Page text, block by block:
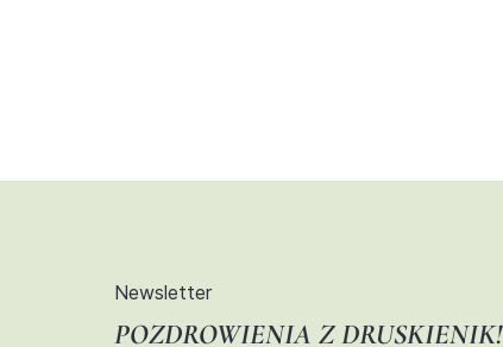
Newsletter
POZDROWIENIA Z DRUSKIENIK!